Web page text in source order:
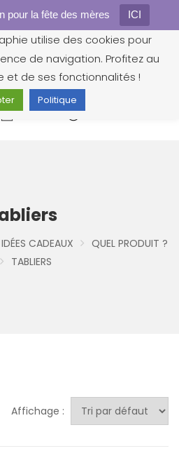
pour la fête des mères ICI
0
IDÉES CADEAUX
QUEL PRODUIT ?
TABLIERS
Affichage :
des cookies
utilise des cookies pour
de navigation. Profitez au
et de ses fonctionnalités !
Politique